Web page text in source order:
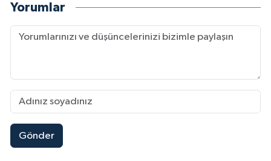
Yorumlar
Gönder